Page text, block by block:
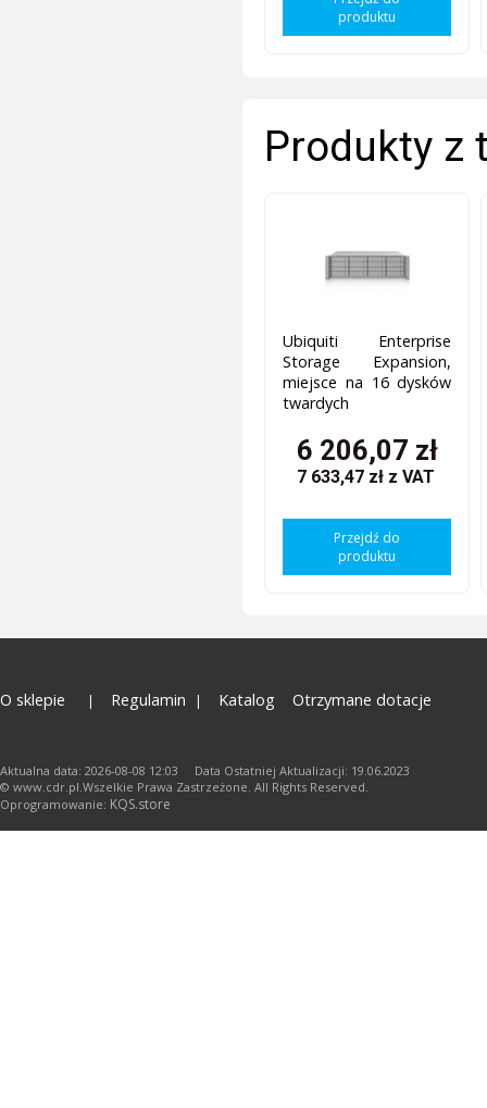
produktu
Produkty z
Ubiquiti Enterprise
Storage Expansion,
miejsce na 16 dysków
twardych
6 206,07 zł
7 633,47 zł z VAT
Przejdź do
produktu
O sklepie Regulamin Katalog Otrzymane dotacje
Aktualna data: 2026-08-08 12:03 Data Ostatniej Aktualizacji: 19.06.2023
© www.cdr.pl.Wszelkie Prawa Zastrzeżone. All Rights Reserved.
Oprogramowanie: KQS.store